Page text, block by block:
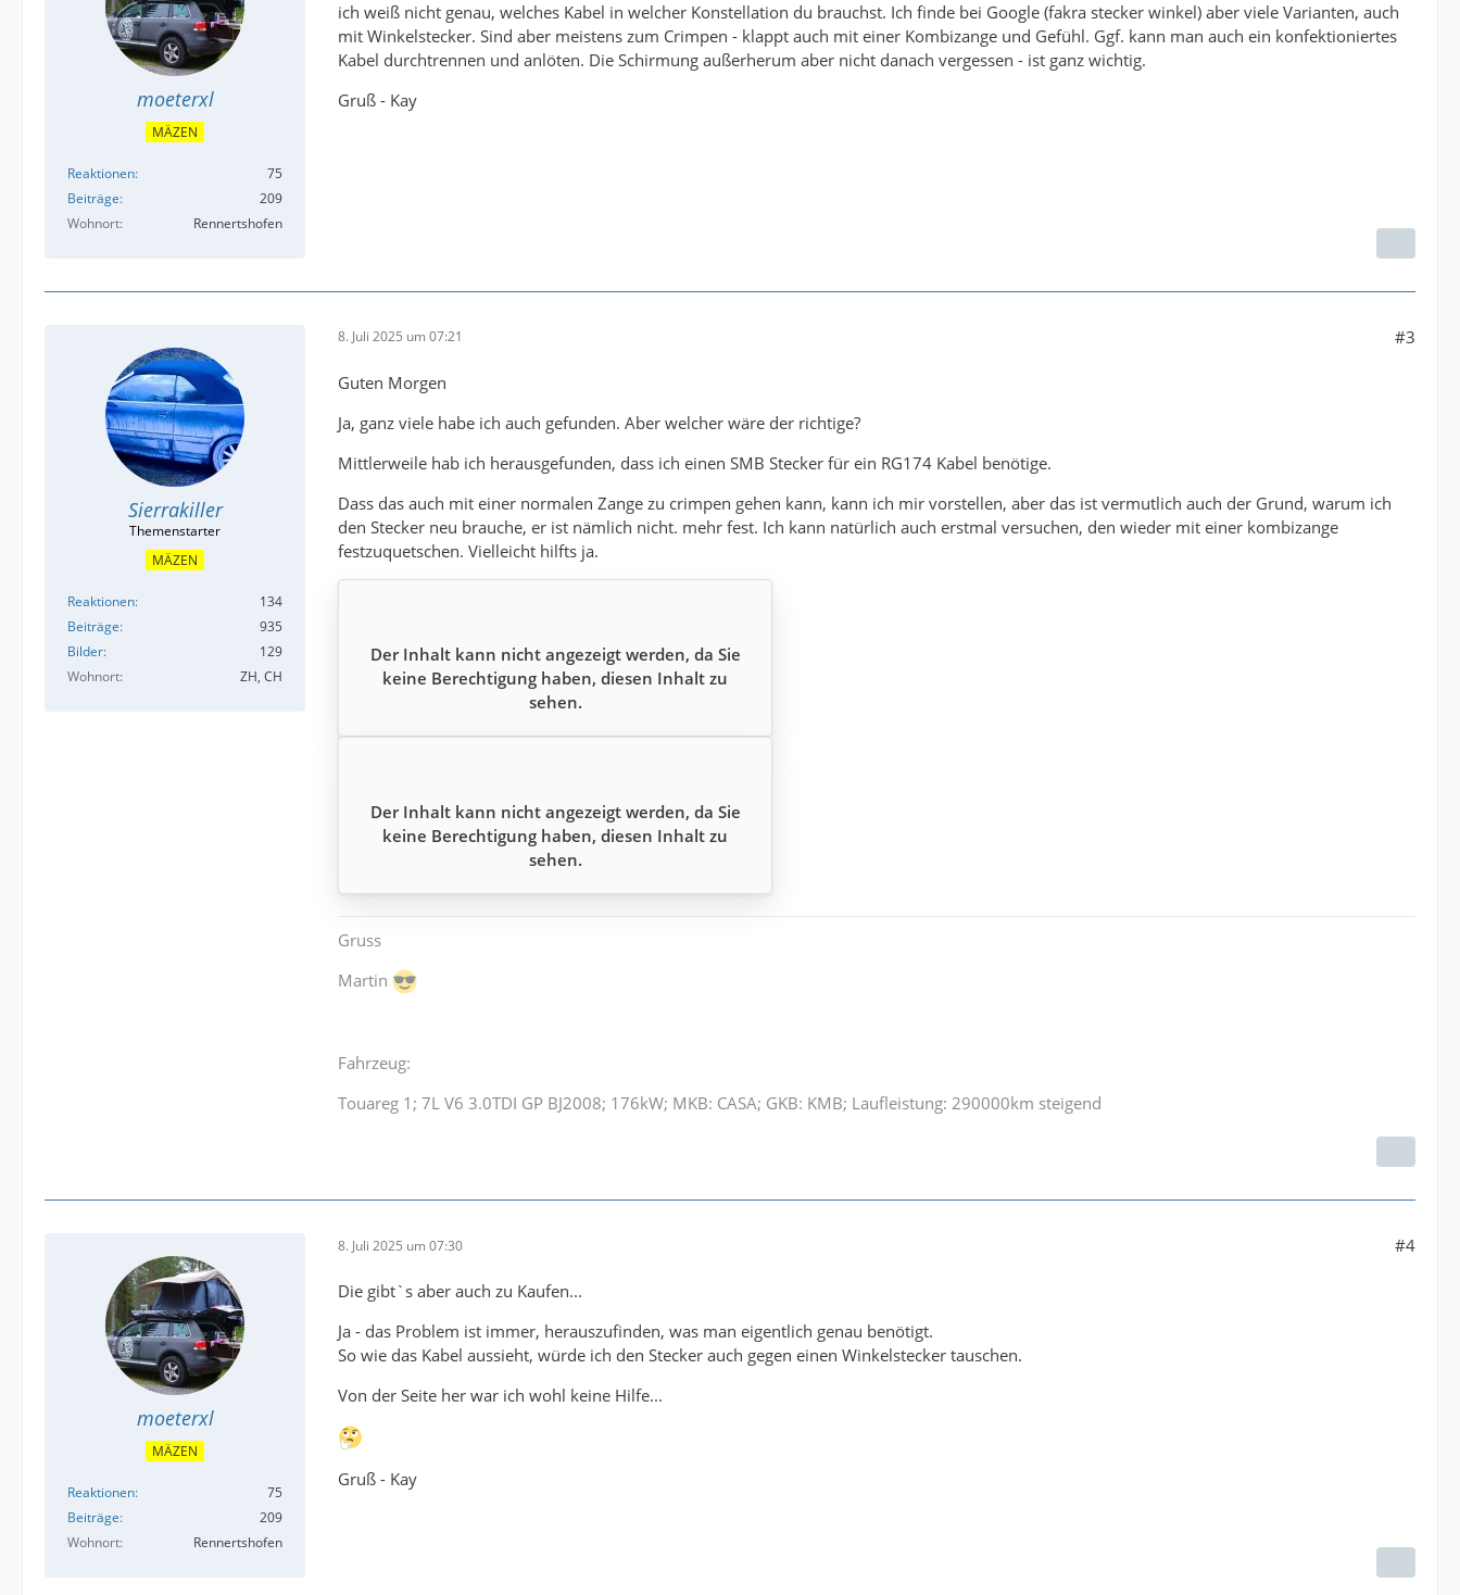
moeterxl
MÄZEN
Reaktionen
75
Beiträge
209
Wohnort
Rennertshofen
ich weiß nicht genau, welches Kabel in welcher Konstellation du brauchst. Ich finde bei Google (fakra stecker winkel) aber viele Varianten, auch
mit Winkelstecker. Sind aber meistens zum Crimpen - klappt auch mit einer Kombizange und Gefühl. Ggf. kann man auch ein konfektioniertes
Kabel durchtrennen und anlöten. Die Schirmung außerherum aber nicht danach vergessen - ist ganz wichtig.
Gruß - Kay
Sierrakiller
MÄZEN
Reaktionen
134
Beiträge
935
Bilder
129
Wohnort
ZH, CH
8. Juli 2025 um 07:21 #3
Guten Morgen
Ja, ganz viele habe ich auch gefunden. Aber welcher wäre der richtige?
Mittlerweile hab ich herausgefunden, dass ich einen SMB Stecker für ein RG174 Kabel benötige.
Dass das auch mit einer normalen Zange zu crimpen gehen kann, kann ich mir vorstellen, aber das ist vermutlich auch der Grund, warum ich
den Stecker neu brauche, er ist nämlich nicht. mehr fest. Ich kann natürlich auch erstmal versuchen, den wieder mit einer kombizange
festzuquetschen. Vielleicht hilfts ja.
Der Inhalt kann nicht angezeigt werden, da Sie
keine Berechtigung haben, diesen Inhalt zu
sehen.
Der Inhalt kann nicht angezeigt werden, da Sie
keine Berechtigung haben, diesen Inhalt zu
sehen.
Gruss
Martin
Fahrzeug:
Touareg 1; 7L V6 3.0TDI GP BJ2008; 176kW; MKB: CASA; GKB: KMB; Laufleistung: 290000km steigend
moeterxl
MÄZEN
Reaktionen
75
Beiträge
209
Wohnort
Rennertshofen
8. Juli 2025 um 07:30 #4
Die gibt`s aber auch zu Kaufen...
Ja - das Problem ist immer, herauszufinden, was man eigentlich genau benötigt.
So wie das Kabel aussieht, würde ich den Stecker auch gegen einen Winkelstecker tauschen.
Von der Seite her war ich wohl keine Hilfe...
Gruß - Kay